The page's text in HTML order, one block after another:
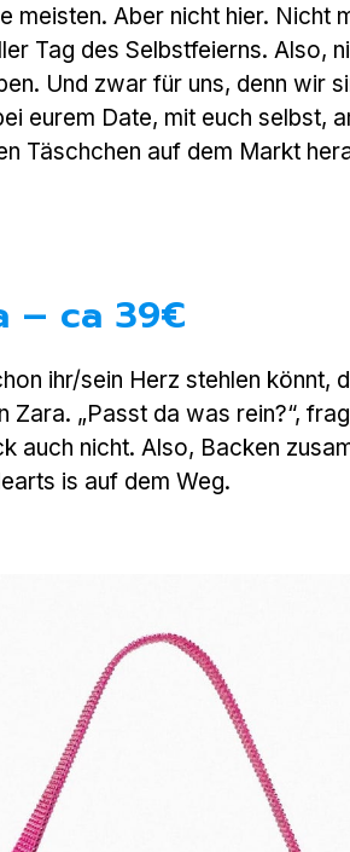
meisten. Aber nicht hier. Nicht
Tag des Selbstfeierns. Also,
Und zwar für uns, denn wir
eurem Date, mit euch selbst,
Täschchen auf dem Markt
– ca 39€
ihr/sein Herz stehlen könnt,
„Passt da was rein?“,
auch nicht. Also, Backen
is auf dem Weg.